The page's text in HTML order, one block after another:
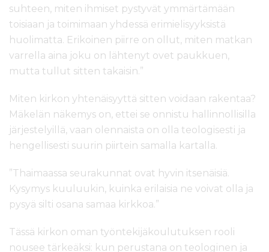
suhteen, miten ihmiset pystyvät ymmärtämään
toisiaan ja toimimaan yhdessä erimielisyyksistä
huolimatta. Erikoinen piirre on ollut, miten matkan
varrella aina joku on lähtenyt ovet paukkuen,
mutta tullut sitten takaisin.”
Miten kirkon yhtenäisyyttä sitten voidaan rakentaa?
Mäkelän näkemys on, ettei se onnistu hallinnollisilla
järjestelyillä, vaan olennaista on olla teologisesti ja
hengellisesti suurin piirtein samalla kartalla.
”Thaimaassa seurakunnat ovat hyvin itsenäisiä.
Kysymys kuuluukin, kuinka erilaisia ne voivat olla ja
pysyä silti osana samaa kirkkoa.”
Tässä kirkon oman työntekijäkoulutuksen rooli
nousee tärkeäksi: kun perustana on teologinen ja